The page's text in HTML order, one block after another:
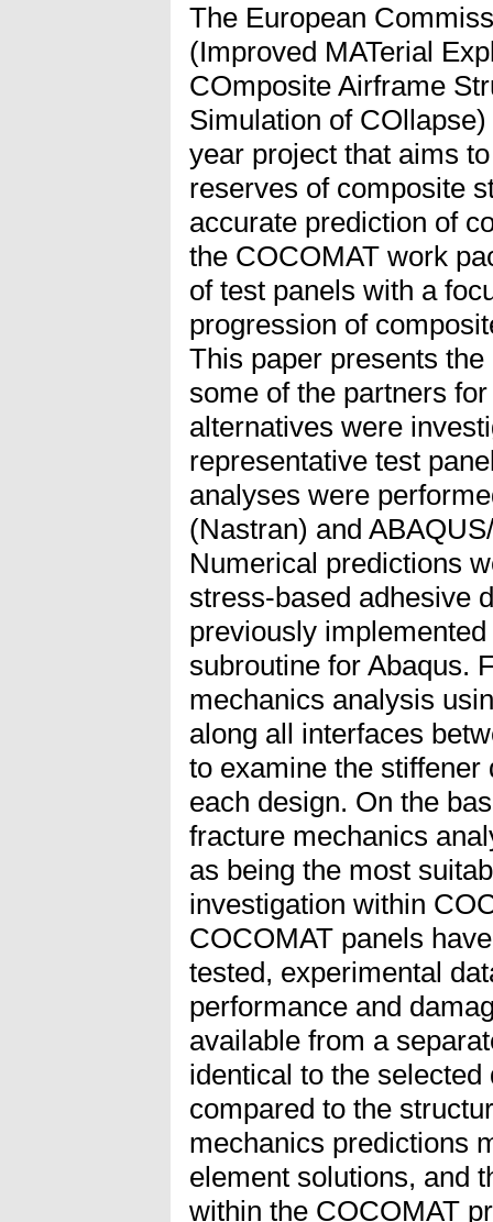
The European
(Improved MATerial
COmposite Airframe
Simulation of
year project that aims
reserves of composite
accurate prediction of
the COCOMAT work
of test panels with a
progression of
This paper presents
some of the partners
alternatives were
representative test
analyses were
(Nastran) and
Numerical predictions
stress-based adhesive
previously
subroutine for Abaqus.
mechanics analysis
along all interfaces
to examine the
each design. On the
fracture mechanics
as being the most
investigation within
COCOMAT panels
tested, experimental
performance and
available from a
identical to the
compared to the
mechanics predictions
element solutions, and
within the COCOMAT